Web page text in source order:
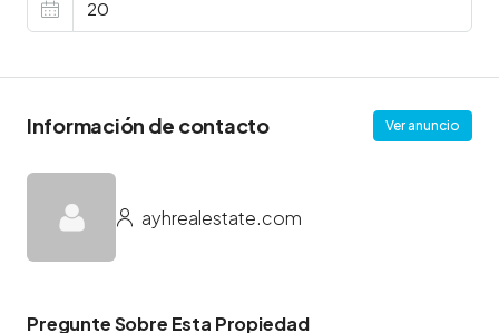
Información de contacto Ver anuncio
ayhrealestate.com
Pregunte Sobre Esta Propiedad